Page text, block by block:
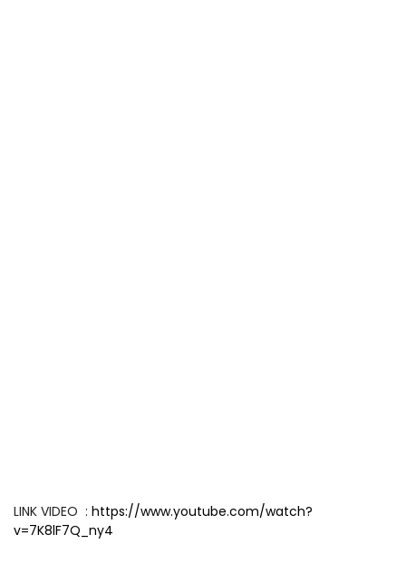
LINK VIDEO : https://www.youtube.com/watch?
v=7K8lF7Q_ny4